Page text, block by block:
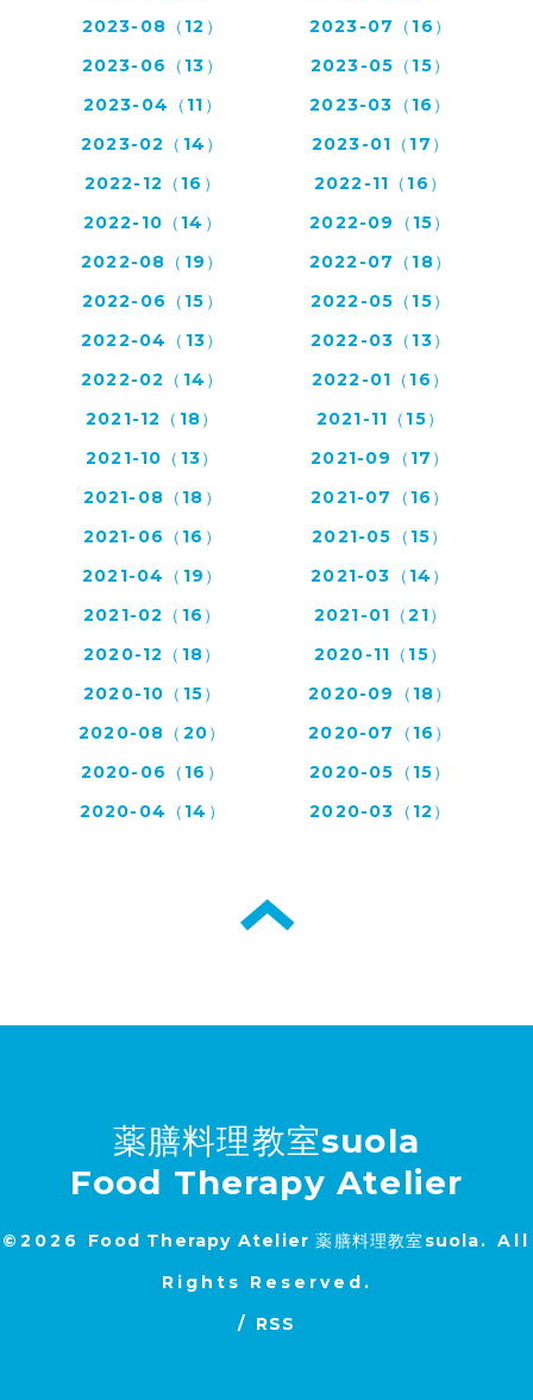
2023-08（12）
2023-07（16）
2023-06（13）
2023-05（15）
2023-04（11）
2023-03（16）
2023-02（14）
2023-01（17）
2022-12（16）
2022-11（16）
2022-10（14）
2022-09（15）
2022-08（19）
2022-07（18）
2022-06（15）
2022-05（15）
2022-04（13）
2022-03（13）
2022-02（14）
2022-01（16）
2021-12（18）
2021-11（15）
2021-10（13）
2021-09（17）
2021-08（18）
2021-07（16）
2021-06（16）
2021-05（15）
2021-04（19）
2021-03（14）
2021-02（16）
2021-01（21）
2020-12（18）
2020-11（15）
2020-10（15）
2020-09（18）
2020-08（20）
2020-07（16）
2020-06（16）
2020-05（15）
2020-04（14）
2020-03（12）
薬膳料理教室suola
Food Therapy Atelier
©2026 Food Therapy Atelier 薬膳料理教室suola. All
Rights Reserved.
/ RSS